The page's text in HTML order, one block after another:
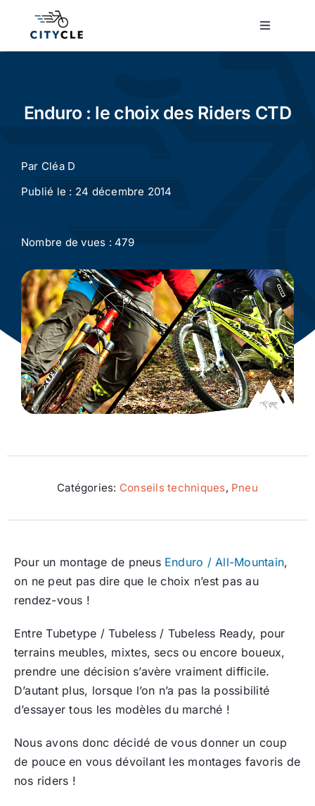
Toggle
Cyclisme urbain
Conseils
Actualité
Ecologie
Enduro : le choix des Riders CTD
Par Cléa D
Publié le : 24 décembre 2014
Nombre de vues : 479
Catégories: Conseils techniques, Pneu
Pour un montage de pneus Enduro / All-Mountain,
on ne peut pas dire que le choix n’est pas au
rendez-vous !
Entre Tubetype / Tubeless / Tubeless Ready, pour
terrains meubles, mixtes, secs ou encore boueux,
prendre une décision s’avère vraiment difficile.
D’autant plus, lorsque l’on n’a pas la possibilité
d’essayer tous les modèles du marché !
Nous avons donc décidé de vous donner un coup
de pouce en vous dévoilant les montages favoris de
nos riders !